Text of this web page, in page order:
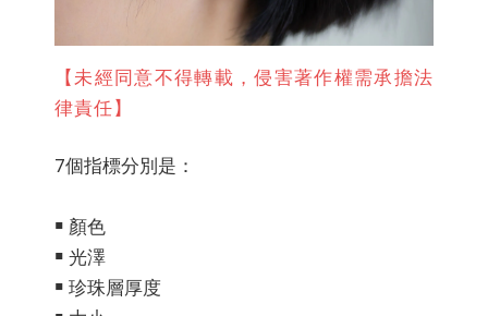
【未經同意不得轉載，侵害著作權需承擔法
律責任】
7個指標分別是：
￭ 顏色
￭ 光澤
￭ 珍珠層厚度